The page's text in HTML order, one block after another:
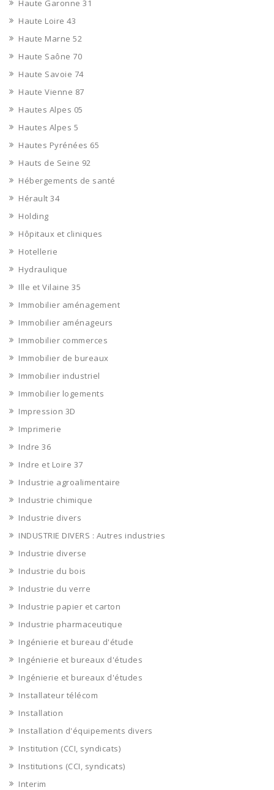
Haute Garonne 31
Haute Loire 43
Haute Marne 52
Haute Saône 70
Haute Savoie 74
Haute Vienne 87
Hautes Alpes 05
Hautes Alpes 5
Hautes Pyrénées 65
Hauts de Seine 92
Hébergements de santé
Hérault 34
Holding
Hôpitaux et cliniques
Hotellerie
Hydraulique
Ille et Vilaine 35
Immobilier aménagement
Immobilier aménageurs
Immobilier commerces
Immobilier de bureaux
Immobilier industriel
Immobilier logements
Impression 3D
Imprimerie
Indre 36
Indre et Loire 37
Industrie agroalimentaire
Industrie chimique
Industrie divers
INDUSTRIE DIVERS : Autres industries
Industrie diverse
Industrie du bois
Industrie du verre
Industrie papier et carton
Industrie pharmaceutique
Ingénierie et bureau d'étude
Ingénierie et bureaux d'études
Ingénierie et bureaux d'études
Installateur télécom
Installation
Installation d'équipements divers
Institution (CCI, syndicats)
Institutions (CCI, syndicats)
Interim